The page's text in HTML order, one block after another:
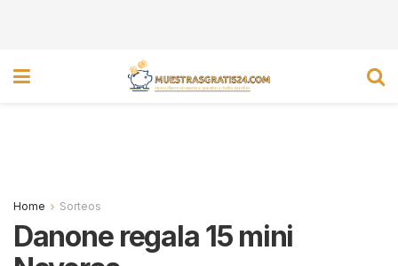
Home Sorteos
Danone regala 15 mini